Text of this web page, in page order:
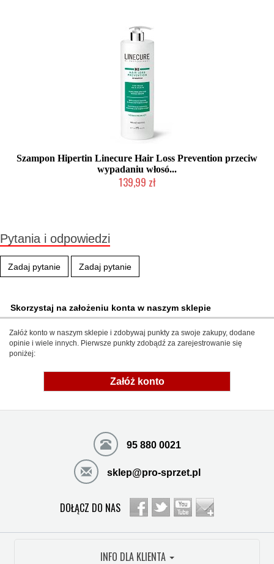
Szampon Hipertin Linecure Hair Loss Prevention przeciw
wypadaniu włosó...
139,99 zł
Pytania i odpowiedzi
Zadaj pytanie Zadaj pytanie
Skorzystaj na założeniu konta w naszym sklepie
Załóż konto w naszym sklepie i zdobywaj punkty za swoje zakupy, dodane
opinie i wiele innych. Pierwsze punkty zdobądź za zarejestrowanie się
poniżej:
Załóż konto
95 880 0021
sklep@pro-sprzet.pl
DOŁĄCZ DO NAS
INFO DLA KLIENTA